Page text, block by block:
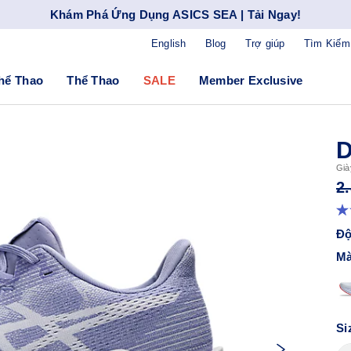
Khám Phá Ứng Dụng ASICS SEA | Tải Ngay!
Blog Trợ giúp Tìm
English
Thao Thể Thao SALE Member Exclusive